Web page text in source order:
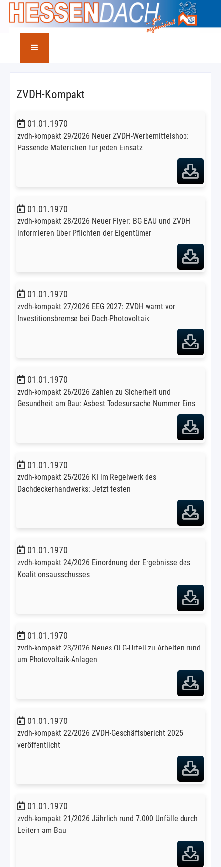
ZVDH-Kompakt
01.01.1970
zvdh-kompakt 29/2026 Neuer ZVDH-Werbemittelshop:
Passende Materialien für jeden Einsatz
01.01.1970
zvdh-kompakt 28/2026 Neuer Flyer: BG BAU und ZVDH
informieren über Pflichten der Eigentümer
01.01.1970
zvdh-kompakt 27/2026 EEG 2027: ZVDH warnt vor
Investitionsbremse bei Dach-Photovoltaik
01.01.1970
zvdh-kompakt 26/2026 Zahlen zu Sicherheit und
Gesundheit am Bau: Asbest Todesursache Nummer Eins
01.01.1970
zvdh-kompakt 25/2026 KI im Regelwerk des
Dachdeckerhandwerks: Jetzt testen
01.01.1970
zvdh-kompakt 24/2026 Einordnung der Ergebnisse des
Koalitionsausschusses
01.01.1970
zvdh-kompakt 23/2026 Neues OLG-Urteil zu Arbeiten rund
um Photovoltaik-Anlagen
01.01.1970
zvdh-kompakt 22/2026 ZVDH-Geschäftsbericht 2025
veröffentlicht
01.01.1970
zvdh-kompakt 21/2026 Jährlich rund 7.000 Unfälle durch
Leitern am Bau